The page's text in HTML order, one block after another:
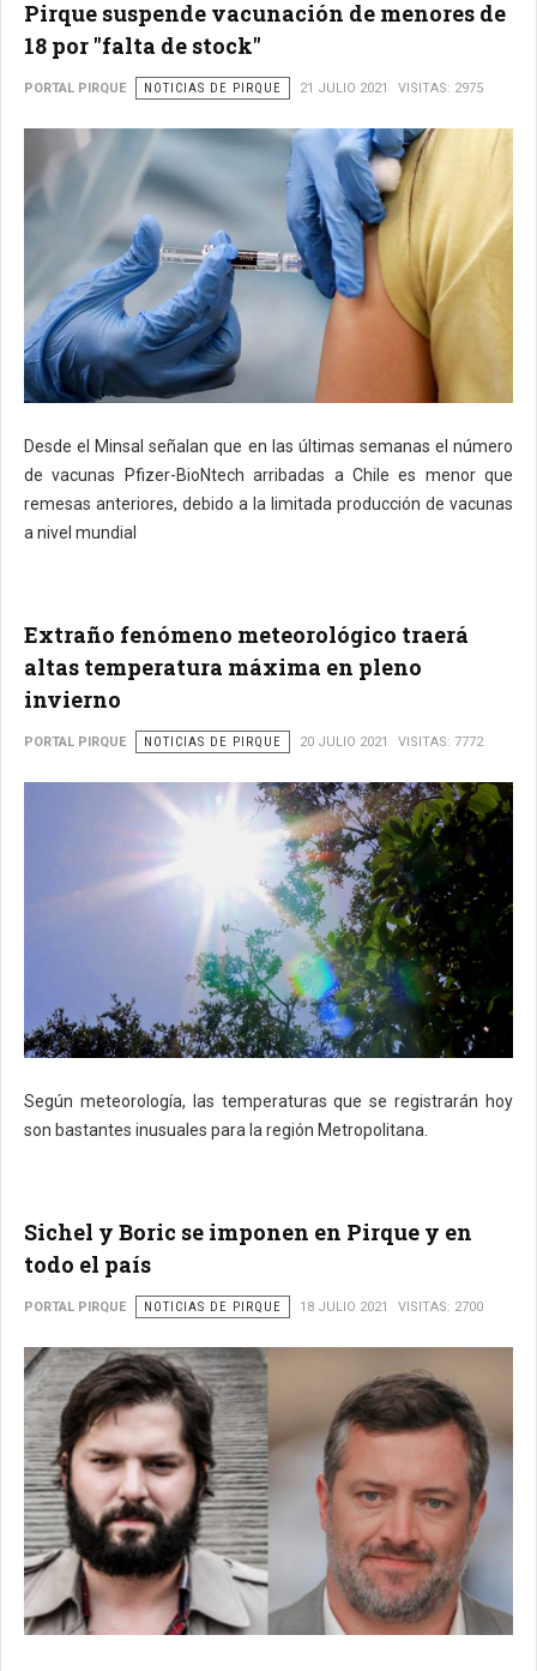
Pirque suspende vacunación de menores de
18 por "falta de stock"
PORTAL PIRQUE NOTICIAS DE PIRQUE 21 JULIO 2021 VISITAS: 2975
Desde el Minsal señalan que en las últimas semanas el número
de vacunas Pfizer-BioNtech arribadas a Chile es menor que
remesas anteriores, debido a la limitada producción de vacunas
a nivel mundial
Extraño fenómeno meteorológico traerá
altas temperatura máxima en pleno
invierno
PORTAL PIRQUE NOTICIAS DE PIRQUE 20 JULIO 2021 VISITAS: 7772
Según meteorología, las temperaturas que se registrarán hoy
son bastantes inusuales para la región Metropolitana.
Sichel y Boric se imponen en Pirque y en
todo el país
PORTAL PIRQUE NOTICIAS DE PIRQUE 18 JULIO 2021 VISITAS: 2700